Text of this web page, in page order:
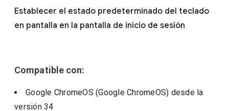
Establecer el estado predeterminado del teclado
en pantalla en la pantalla de inicio de sesión
Compatible con:
Google ChromeOS (Google ChromeOS) desde la
versión34